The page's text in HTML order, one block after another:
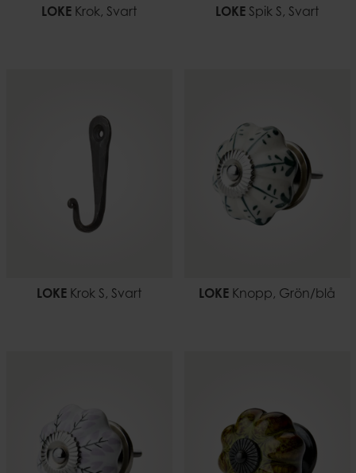
LOKE Krok, Svart LOKE Spik S, Svart
LOKE Krok S, Svart LOKE Knopp, Grön/blå